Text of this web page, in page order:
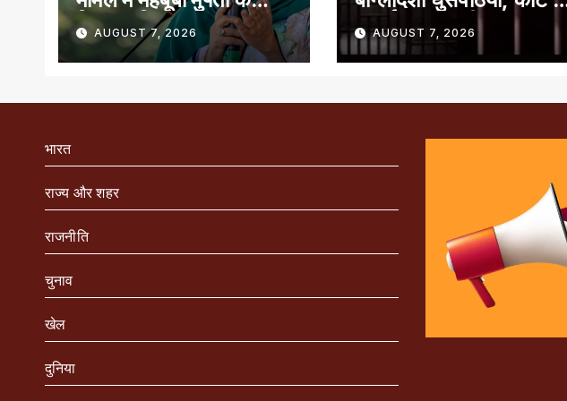
खिलाफ शिकायत
AUGUST 7, 2026
सुनाई 7 साल की सजा
AUGUST 7, 2026
भारत
राज्य और शहर
राजनीति
चुनाव
खेल
दुनिया